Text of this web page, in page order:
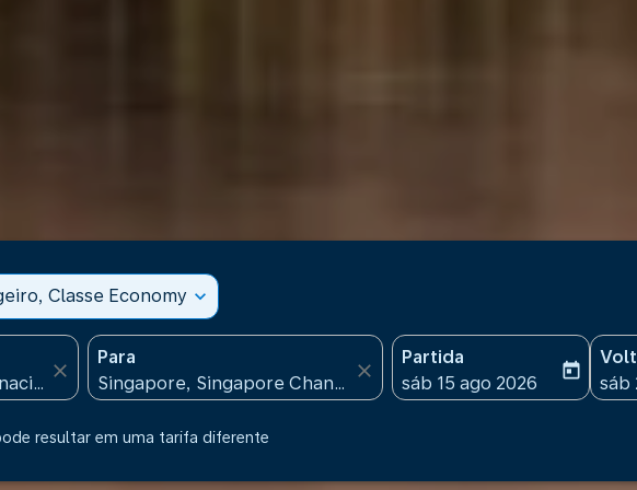
Classe Economy expand_more
close
Para
close
Partida
fc-booking-departure-
sáb 15 ago 2026
today
fc-
sáb
resultar em uma tarifa diferente